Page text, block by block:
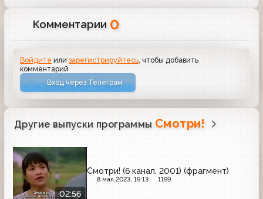
Комментарии 0
Войдите илизарегистрируйтесь , чтобы добавить
комментарий
Вход через Телеграм
Другие выпуски программы Смотри!
02:56
Смотри! (6 канал, 2001) (фрагмент)
8 мая 2023, 19:13 1199